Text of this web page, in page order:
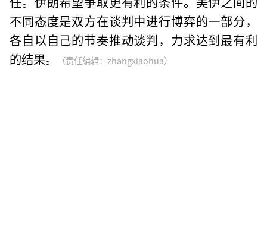
不同态度是双方在谈判中进行博弈的一部分，
各自以自己的节奏推动谈判，力求达到最有利
的结果。
（责任编辑：zhangxiaohua）